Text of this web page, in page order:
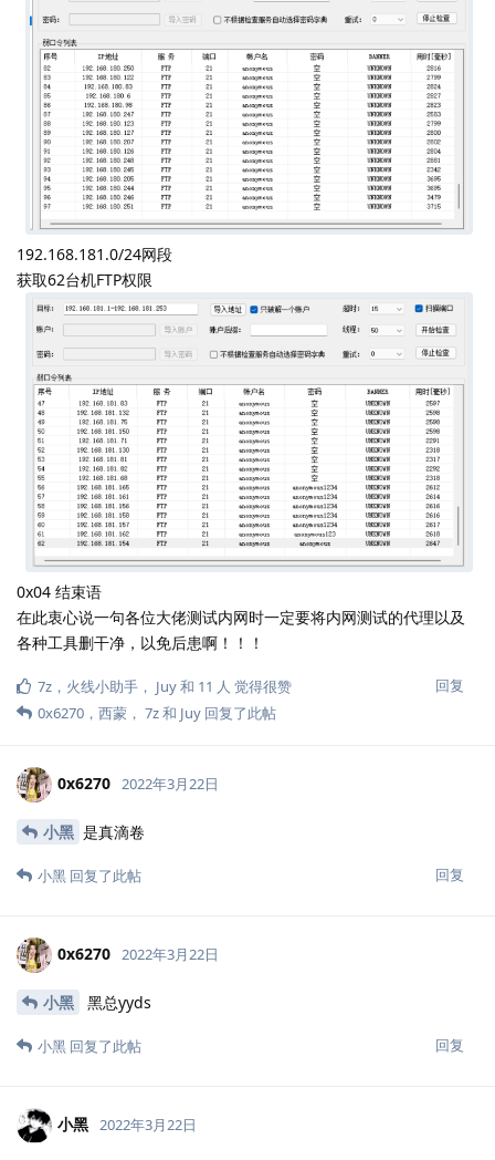
192.168.181.0/24网段
获取62台机FTP权限
0x04 结束语
在此衷心说一句各位大佬测试内网时一定要将内网测试的代理以及
各种工具删干净，以免后患啊！！！
回复
7z ， 火线小助手 ， Juy和 11 人 觉得很赞
0x6270 ， 西蒙 ， 7z和 Juy 回复了此帖
0x6270 2022年3月22日
小黑 是真滴卷
回复
小黑 回复了此帖
0x6270 2022年3月22日
小黑 黑总yyds
回复
小黑 回复了此帖
小黑 2022年3月22日